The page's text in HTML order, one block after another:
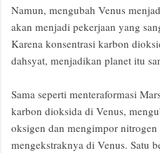
Namun, mengubah Venus
akan menjadi pekerjaan yang
Karena konsentrasi karbon
dahsyat, menjadikan planet itu
Sama seperti menteraformasi
karbon dioksida di Venus,
oksigen dan mengimpor
mengekstraknya di Venus. Satu